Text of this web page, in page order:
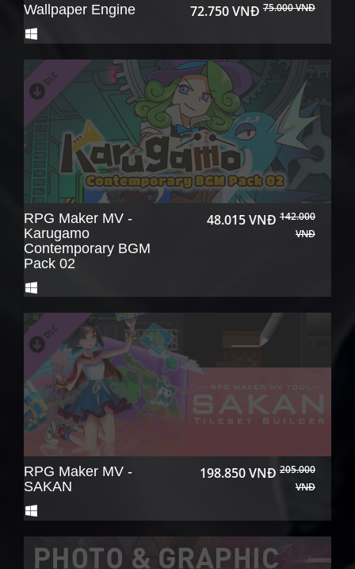
Wallpaper Engine 72.750 VNĐ 75.000 VNĐ
RPG Maker MV -
Karugamo
Contemporary BGM
Pack 02
48.015 VNĐ 142.000
VNĐ
RPG Maker MV -
SAKAN
198.850 VNĐ 205.000
VNĐ